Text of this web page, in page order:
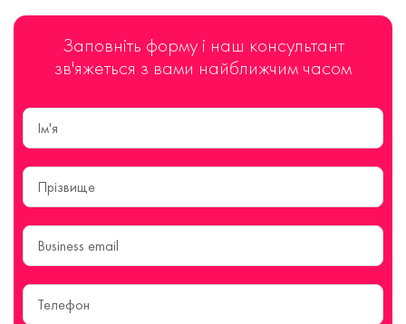
Заповніть форму і наш консультант
зв'яжеться з вами найближчим часом